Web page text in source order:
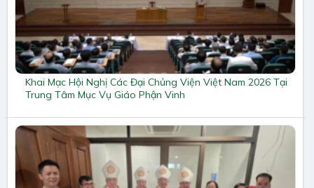
Khai Mạc Hội Nghị Các Đại Chủng Viện Việt Nam 2026 Tại
Trung Tâm Mục Vụ Giáo Phận Vinh